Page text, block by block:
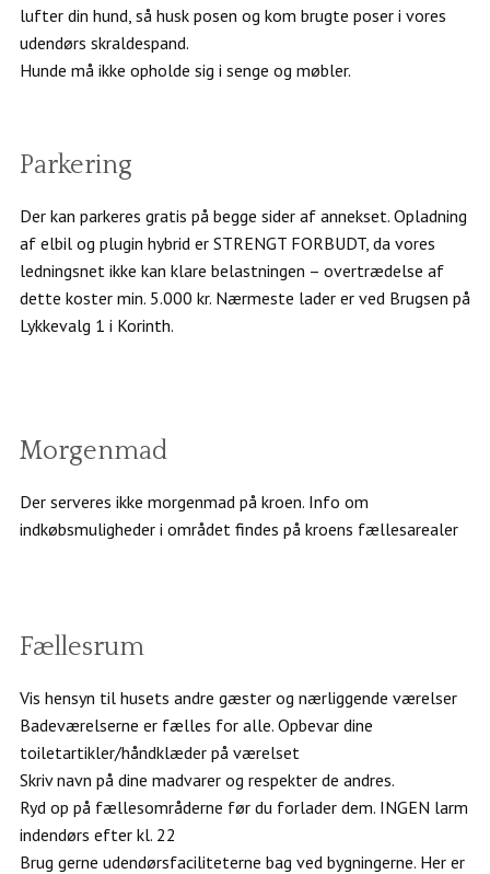
lufter din hund, så husk posen og kom brugte poser i vores
udendørs skraldespand.
Hunde må ikke opholde sig i senge og møbler.
Parkering
Der kan parkeres gratis på begge sider af annekset. Opladning
af elbil og plugin hybrid er STRENGT FORBUDT, da vores
ledningsnet ikke kan klare belastningen – overtrædelse af
dette koster min. 5.000 kr. Nærmeste lader er ved Brugsen på
Lykkevalg 1 i Korinth.
Morgenmad
Der serveres ikke morgenmad på kroen. Info om
indkøbsmuligheder i området findes på kroens fællesarealer
Fællesrum
Vis hensyn til husets andre gæster og nærliggende værelser
Badeværelserne er fælles for alle. Opbevar dine
toiletartikler/håndklæder på værelset
Skriv navn på dine madvarer og respekter de andres.
Ryd op på fællesområderne før du forlader dem. INGEN larm
indendørs efter kl. 22
Brug gerne udendørsfaciliteterne bag ved bygningerne. Her er